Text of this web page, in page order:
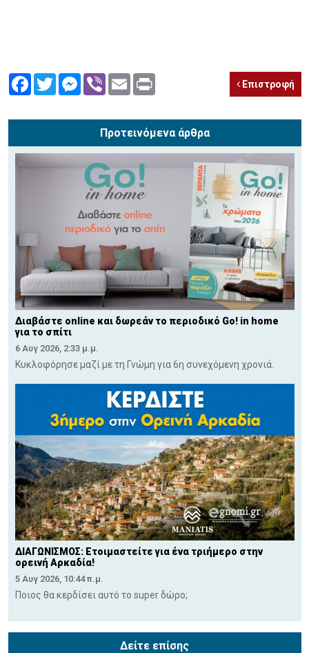
FacebookTwitterMessenger
Viber Email Επιστροφή
Προτεινόμενα άρθρα
Διαβάστε online και δωρεάν το περιοδικό Go! in home
για το σπίτι
6 Αυγ 2026, 2:33 μ.μ.
Κυκλοφόρησε μαζί με τη Γνώμη για 6η συνεχόμενη χρονιά.
ΔΙΑΓΩΝΙΣΜΟΣ: Ετοιμαστείτε για ένα τριήμερο στην
ορεινή Αρκαδία!
5 Αυγ 2026, 10:44 π.μ.
Ποιος θα κερδίσει αυτό το super δώρο;
Δείτε επίσης